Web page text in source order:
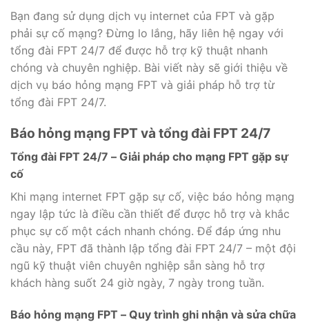
Bạn đang sử dụng dịch vụ internet của FPT và gặp
phải sự cố mạng? Đừng lo lắng, hãy liên hệ ngay với
tổng đài FPT 24/7 để được hỗ trợ kỹ thuật nhanh
chóng và chuyên nghiệp. Bài viết này sẽ giới thiệu về
dịch vụ báo hỏng mạng FPT và giải pháp hỗ trợ từ
tổng đài FPT 24/7.
Báo hỏng mạng FPT và tổng đài FPT 24/7
Tổng đài FPT 24/7 – Giải pháp cho mạng FPT gặp sự
cố
Khi mạng internet FPT gặp sự cố, việc báo hỏng mạng
ngay lập tức là điều cần thiết để được hỗ trợ và khắc
phục sự cố một cách nhanh chóng. Để đáp ứng nhu
cầu này, FPT đã thành lập tổng đài FPT 24/7 – một đội
ngũ kỹ thuật viên chuyên nghiệp sẵn sàng hỗ trợ
khách hàng suốt 24 giờ ngày, 7 ngày trong tuần.
Báo hỏng mạng FPT – Quy trình ghi nhận và sửa chữa